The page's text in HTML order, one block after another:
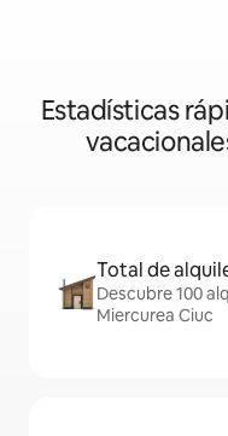
Estadísticas
Total de
Descubre 100
Miercurea Ciuc